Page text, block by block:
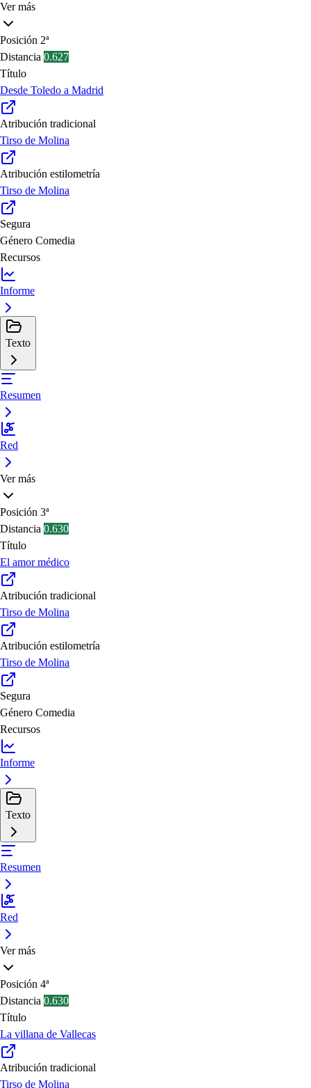
Ver más
Posición 2ª
Distancia 0.627
Título
Desde Toledo a Madrid
Atribución tradicional
Tirso de Molina
Atribución estilometría
Tirso de Molina
Segura
Género Comedia
Recursos
Informe
Texto
Resumen
Red
Ver más
Posición 3ª
Distancia 0.630
Título
El amor médico
Atribución tradicional
Tirso de Molina
Atribución estilometría
Tirso de Molina
Segura
Género Comedia
Recursos
Informe
Texto
Resumen
Red
Ver más
Posición 4ª
Distancia 0.630
Título
La villana de Vallecas
Atribución tradicional
Tirso de Molina